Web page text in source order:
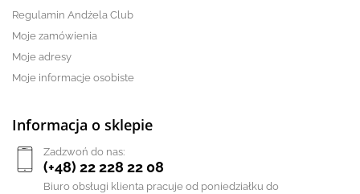
Regulamin Andżela Club
Moje zamówienia
Moje adresy
Moje informacje osobiste
Informacja o sklepie
Zadzwoń do nas:
(+48) 22 228 22 08
Biuro obsługi klienta pracuje od poniedziałku do